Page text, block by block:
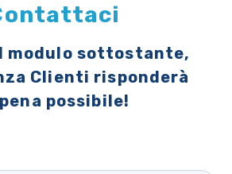
modulo sottostante,
Clienti risponderà
possibile!